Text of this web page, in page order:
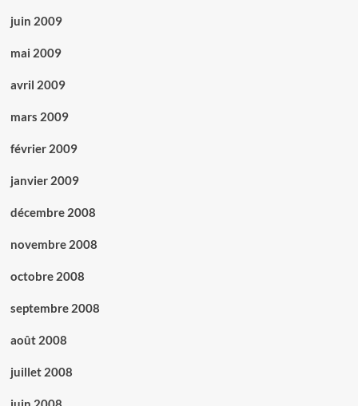
juin 2009
mai 2009
avril 2009
mars 2009
février 2009
janvier 2009
décembre 2008
novembre 2008
octobre 2008
septembre 2008
août 2008
juillet 2008